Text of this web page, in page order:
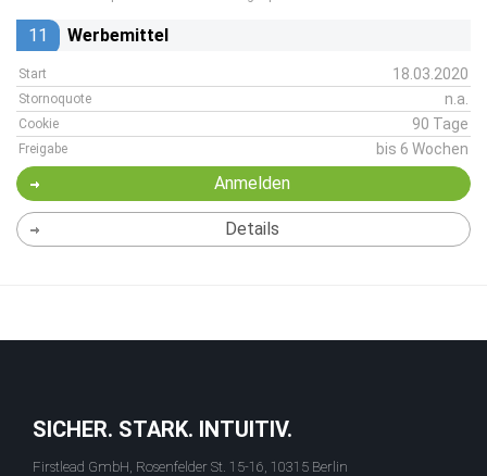
11 Werbemittel
Start 18.03.2020
Stornoquote n.a.
Cookie 90 Tage
Freigabe bis 6 Wochen
Anmelden
Details
SICHER. STARK. INTUITIV.
Firstlead GmbH, Rosenfelder St. 15-16, 10315 Berlin